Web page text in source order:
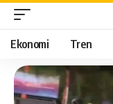
Ekonomi Tren